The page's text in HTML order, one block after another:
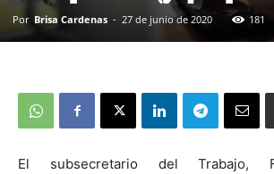
Por Brisa Cardenas - 27 de junio de 2020 181
El subsecretario del Trabajo,